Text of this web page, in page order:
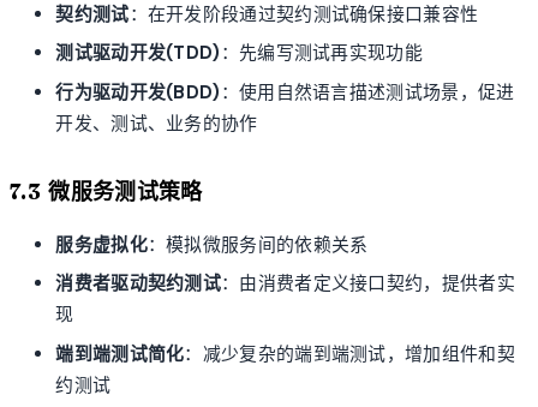
契约测试：在开发阶段通过契约测试确保接口兼容性
测试驱动开发(TDD) ：先编写测试再实现功能
行为驱动开发(BDD) ：使用自然语言描述测试场景，促进
开发、测试、业务的协作
7.3 微服务测试策略
服务虚拟化：模拟微服务间的依赖关系
消费者驱动契约测试：由消费者定义接口契约，提供者实
现
端到端测试简化：减少复杂的端到端测试，增加组件和契
约测试